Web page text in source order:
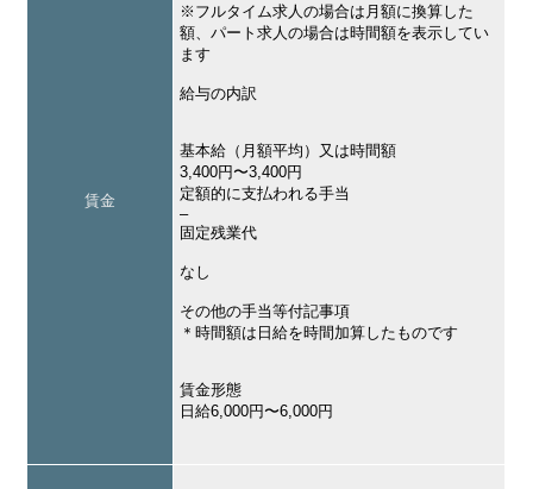
賃金
※フルタイム求人の場合は月額に換算した
額、パート求人の場合は時間額を表示してい
ます
給与の内訳
基本給（月額平均）又は時間額
3,400円〜3,400円
定額的に支払われる手当
–
固定残業代
なし
その他の手当等付記事項
＊時間額は日給を時間加算したものです
賃金形態
日給6,000円〜6,000円